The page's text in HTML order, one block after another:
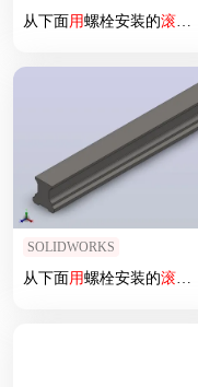
从下面用螺栓安装的滚珠
SOLIDWORKS
从下面用螺栓安装的滚珠